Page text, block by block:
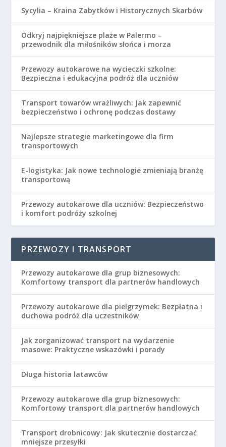
Sycylia – Kraina Zabytków i Historycznych Skarbów
Odkryj najpiękniejsze plaże w Palermo –
przewodnik dla miłośników słońca i morza
Przewozy autokarowe na wycieczki szkolne:
Bezpieczna i edukacyjna podróż dla uczniów
Transport towarów wrażliwych: Jak zapewnić
bezpieczeństwo i ochronę podczas dostawy
Najlepsze strategie marketingowe dla firm
transportowych
E-logistyka: Jak nowe technologie zmieniają branżę
transportową
Przewozy autokarowe dla uczniów: Bezpieczeństwo
i komfort podróży szkolnej
PRZEWOZY I TRANSPORT
Przewozy autokarowe dla grup biznesowych:
Komfortowy transport dla partnerów handlowych
Przewozy autokarowe dla pielgrzymek: Bezpłatna i
duchowa podróż dla uczestników
Jak zorganizować transport na wydarzenie
masowe: Praktyczne wskazówki i porady
Długa historia latawców
Przewozy autokarowe dla grup biznesowych:
Komfortowy transport dla partnerów handlowych
Transport drobnicowy: Jak skutecznie dostarczać
mniejsze przesyłki